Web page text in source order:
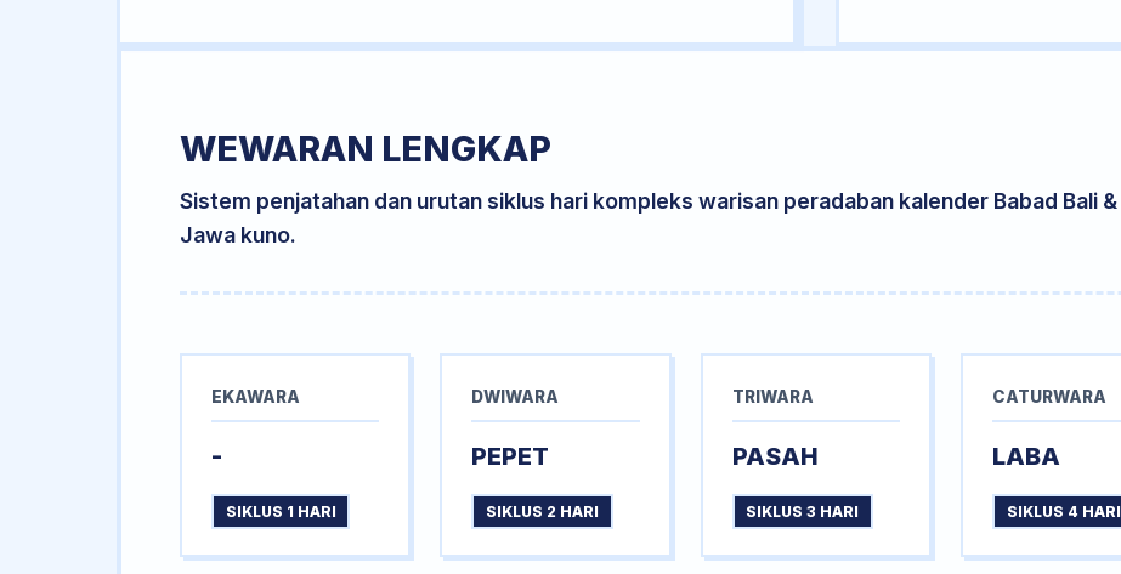
WEWARAN LENGKAP
Sistem penjatahan dan urutan siklus hari kompleks warisan peradaban kalender Babad Bali &
Jawa kuno.
EKAWARA
-
SIKLUS 1 HARI
DWIWARA
PEPET
SIKLUS 2 HARI
TRIWARA
PASAH
SIKLUS 3 HARI
CATURWARA
LABA
SIKLUS 4 HARI